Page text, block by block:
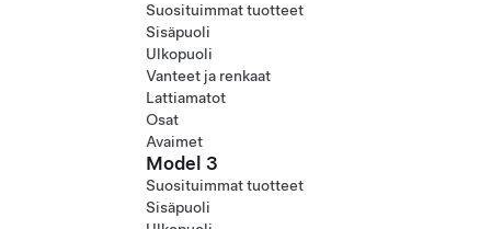
Suosituimmat tuotteet
Sisäpuoli
Ulkopuoli
Vanteet ja renkaat
Lattiamatot
Osat
Avaimet
Model 3
Suosituimmat tuotteet
Sisäpuoli